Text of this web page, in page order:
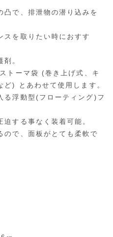
凸で、排泄物の潜り込みを
スを取りたい時におすす
。
トーマ袋 (巻き上げ式、キ
ど) とあわせて使用します。
る浮動型(フローティング)フ
する事なく装着可能。
ので、面板がとても柔軟で